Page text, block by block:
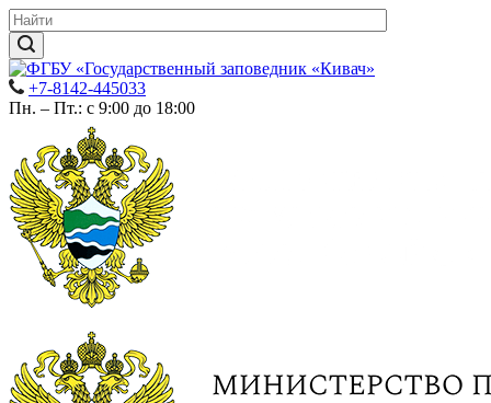
+7-8142-445033
Пн. – Пт.: с 9:00 до 18:00